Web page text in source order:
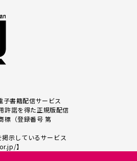
書籍配信サービス
許諾を得た正規版配信
標（登録番号 第
示しているサービス
】